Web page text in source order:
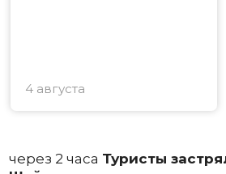
4 августа
через 2 часа Туристы